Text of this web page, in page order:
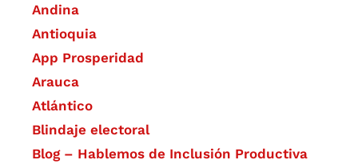
Andina
Antioquia
App Prosperidad
Arauca
Atlántico
Blindaje electoral
Blog – Hablemos de Inclusión Productiva